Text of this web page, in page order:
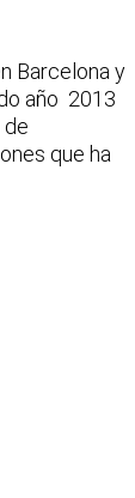
Barcelona y
año 2013
de
que ha